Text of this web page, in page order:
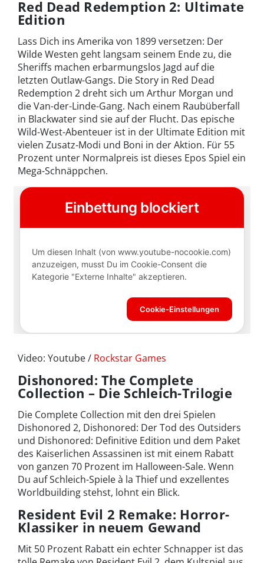
Red Dead Redemption 2: Ultimate
Edition
Lass Dich ins Amerika von 1899 versetzen: Der
Wilde Westen geht langsam seinem Ende zu, die
Sheriffs machen erbarmungslos Jagd auf die
letzten Outlaw-Gangs. Die Story in Red Dead
Redemption 2 dreht sich um Arthur Morgan und
die Van-der-Linde-Gang. Nach einem Raubüberfall
in Blackwater sind sie auf der Flucht. Das epische
Wild-West-Abenteuer ist in der Ultimate Edition mit
vielen Zusatz-Modi und Boni in der Aktion. Für 55
Prozent unter Normalpreis ist dieses Epos Spiel ein
Mega-Schnäppchen.
Video: Youtube / Rockstar Games
Dishonored: The Complete
Collection – Die Schleich-Trilogie
Die Complete Collection mit den drei Spielen
Dishonored 2, Dishonored: Der Tod des Outsiders
und Dishonored: Definitive Edition und dem Paket
des Kaiserlichen Assassinen ist mit einem Rabatt
von ganzen 70 Prozent im Halloween-Sale. Wenn
Du auf Schleich-Spiele à la Thief und exzellentes
Worldbuilding stehst, lohnt ein Blick.
Resident Evil 2 Remake: Horror-
Klassiker in neuem Gewand
Mit 50 Prozent Rabatt ein echter Schnapper ist das